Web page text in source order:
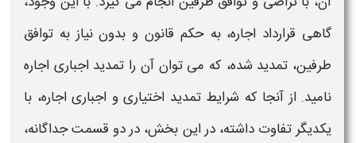
گاهی قرارداد اجاره، به حکم قانون و بدون نیاز به توافق
طرفین، تمدید شده، که می توان آن را تمدید اجباری اجاره
نامید. از آنجا که شرایط تمدید اختیاری و اجباریاجاره، با
یکدیگر تفاوت داشته، در این بخش، در دو قسمت جداگانه،